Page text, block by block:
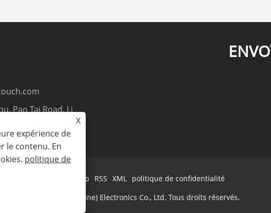
Pao Tai Road, Li
518106,
Sitemap RSS XML politique de confidentialité
Copyright © 2025 CCE (Chine) Electronics Co., Ltd. Tous droits réservés.
X
expérience de
le contenu. En
politique de